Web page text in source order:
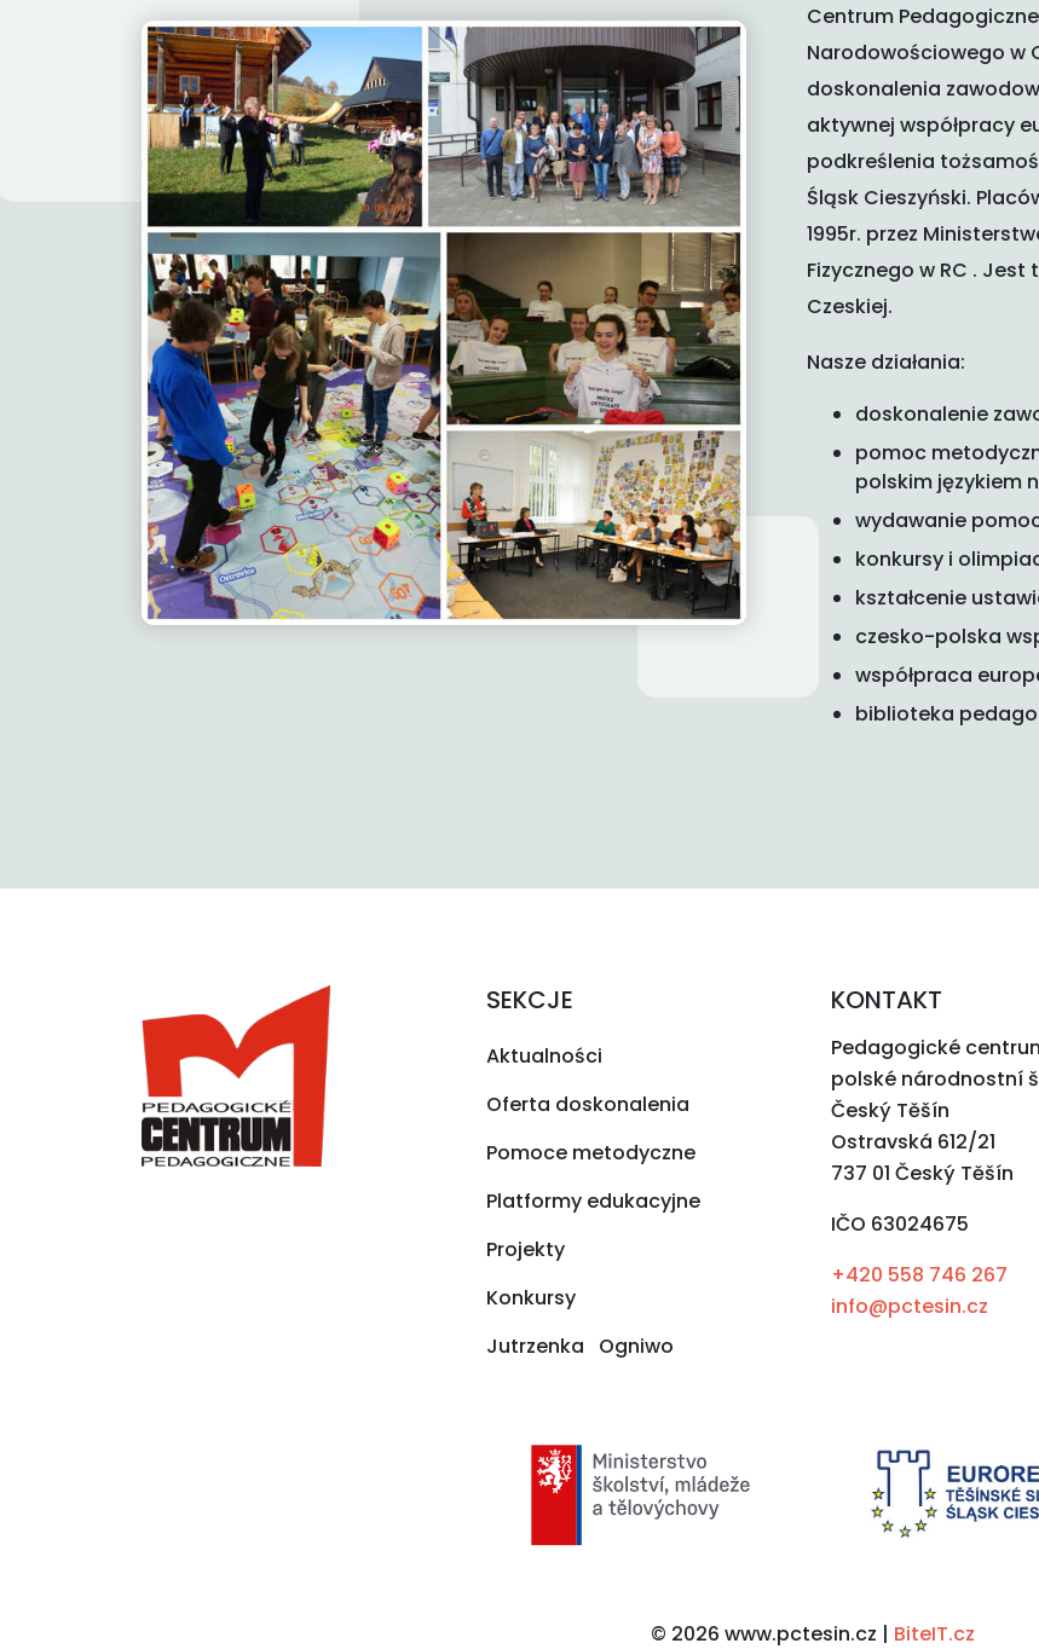
Centrum
Narodowościowego w
doskonalenia
aktywnej współpracy
podkreślenia
Śląsk Cieszyński.
1995r. przez
Fizycznego w RC .
Czeskiej.
Nasze działania:
doskonalenie
pomoc
polskim językiem
wydawanie
konkursy i
kształcenie
czesko-polska
współpraca
biblioteka
SEKCJE
Aktualności
Oferta doskonalenia
Pomoce metodyczne
Platformy edukacyjne
Projekty
Konkursy
Jutrzenka Ogniwo
KONTAKT
Pedagogické
polské národnostní
Český Těšín
Ostravská 612/21
737 01 Český Těšín
IČO 63024675
+420 558 746 267
info@pctesin.cz
© 2026 www.pctesin.cz | BiteIT.cz